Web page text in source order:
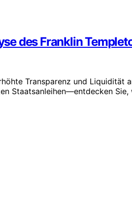
des Franklin
Transparenz und Liquidität
Staatsanleihen—entdecken Sie,